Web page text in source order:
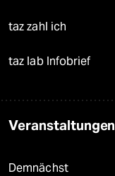
taz zahl ich
taz lab Infobrief
Veranstaltungen
Demnächst